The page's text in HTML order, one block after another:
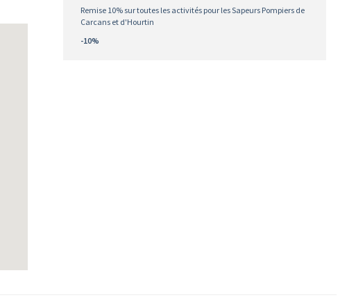
Remise 10% sur toutes les activités pour les Sapeurs Pompiers de
Carcans et d'Hourtin
-10%